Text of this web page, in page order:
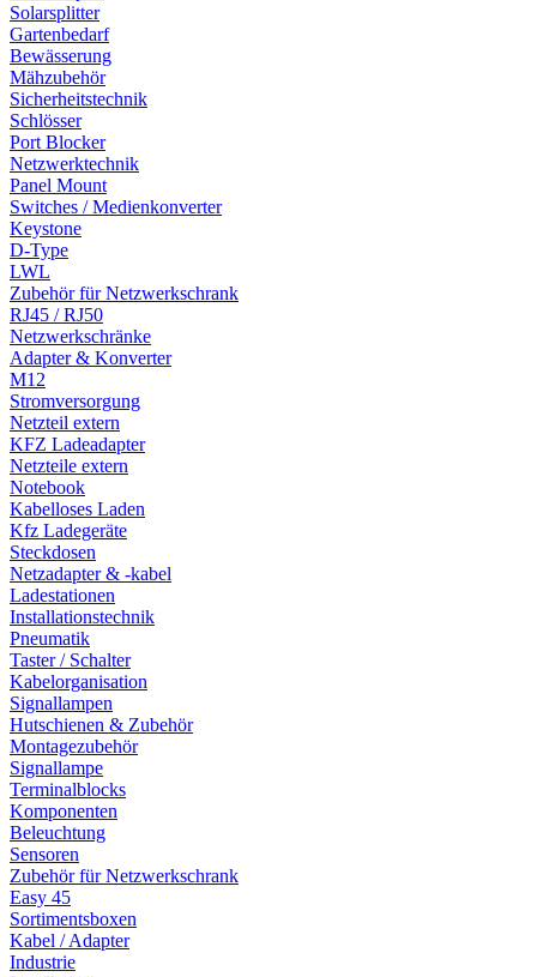
Solarsplitter
Gartenbedarf
Bewässerung
Mähzubehör
Sicherheitstechnik
Schlösser
Port Blocker
Netzwerktechnik
Panel Mount
Switches / Medienkonverter
Keystone
D-Type
LWL
Zubehör für Netzwerkschrank
RJ45 / RJ50
Netzwerkschränke
Adapter & Konverter
M12
Stromversorgung
Netzteil extern
KFZ Ladeadapter
Netzteile extern
Notebook
Kabelloses Laden
Kfz Ladegeräte
Steckdosen
Netzadapter & -kabel
Ladestationen
Installationstechnik
Pneumatik
Taster / Schalter
Kabelorganisation
Signallampen
Hutschienen & Zubehör
Montagezubehör
Signallampe
Terminalblocks
Komponenten
Beleuchtung
Sensoren
Zubehör für Netzwerkschrank
Easy 45
Sortimentsboxen
Kabel / Adapter
Industrie